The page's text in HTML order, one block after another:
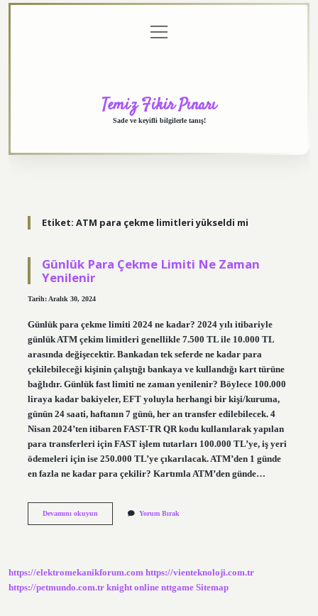
menüyü
aç
Temiz Fikir Pınarı
Sade ve keyifli bilgilerle tanış!
Etiket: ATM para çekme limitleri yükseldi mi
Günlük Para Çekme Limiti Ne Zaman
Yenilenir
Tarih: Aralık 30, 2024
Günlük para çekme limiti 2024 ne kadar? 2024 yılı itibariyle
günlük ATM çekim limitleri genellikle 7.500 TL ile 10.000 TL
arasında değişecektir. Bankadan tek seferde ne kadar para
çekilebileceği kişinin çalıştığı bankaya ve kullandığı kart türüne
bağlıdır. Günlük fast limiti ne zaman yenilenir? Böylece 100.000
liraya kadar bakiyeler, EFT yoluyla herhangi bir kişi/kuruma,
günün 24 saati, haftanın 7 günü, her an transfer edilebilecek. 4
Nisan 2024’ten itibaren FAST-TR QR kodu kullanılarak yapılan
para transferleri için FAST işlem tutarları 100.000 TL’ye, iş yeri
ödemeleri için ise 250.000 TL’ye çıkarılacak. ATM’den 1 günde
en fazla ne kadar para çekilir? Kartımla ATM’den günde…
Devamını okuyunGünlük
Yenilenir
Yorum Bırak
https://elektromekanikforum.com https://vienteknoloji.com.tr
https://petmundo.com.tr knight online nttgame Sitemap